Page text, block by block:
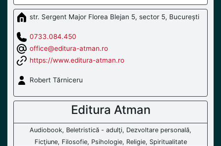
str. Sergent Major Florea Blejan 5, sector 5, București
0733.084.450
office@editura-atman.ro
https://www.editura-atman.ro
Robert Tărniceru
Editura Atman
Audiobook, Beletristică - adulţi, Dezvoltare personală,
Ficţiune, Filosofie, Psihologie, Religie, Spiritualitate